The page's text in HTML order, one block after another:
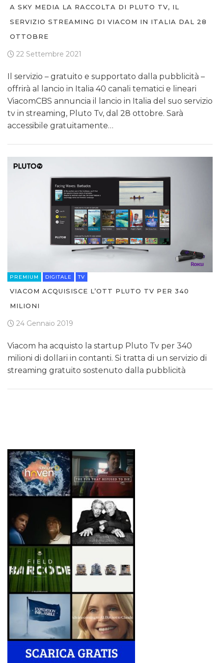
A SKY MEDIA LA RACCOLTA DI PLUTO TV, IL
SERVIZIO STREAMING DI VIACOM IN ITALIA DAL 28
OTTOBRE
22 Settembre 2021
Il servizio – gratuito e supportato dalla pubblicità –
offrirà al lancio in Italia 40 canali tematici e lineari
ViacomCBS annuncia il lancio in Italia del suo servizio
tv in streaming, Pluto Tv, dal 28 ottobre. Sarà
accessibile gratuitamente…
PREMIUM DIGITALE TV
VIACOM ACQUISISCE L’OTT PLUTO TV PER 340
MILIONI
24 Gennaio 2019
Viacom ha acquisto la startup Pluto Tv per 340
milioni di dollari in contanti. Si tratta di un servizio di
streaming gratuito sostenuto dalla pubblicità